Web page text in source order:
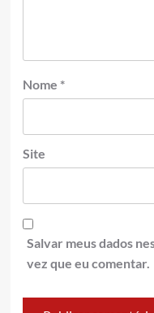
Nome *
Site
Salvar meus dados
vez que eu comentar.